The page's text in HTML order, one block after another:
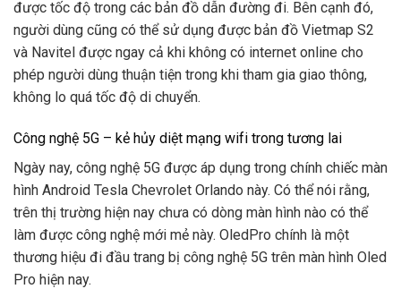
được tốc độ trong các bản đồ dẫn đường đi. Bên cạnh đó,
người dùng cũng có thể sử dụng được bản đồ Vietmap S2
và Navitel được ngay cả khi không có internet online cho
phép người dùng thuận tiện trong khi tham gia giao thông,
không lo quá tốc độ di chuyển.
Công nghệ 5G – kẻ hủy diệt mạng wifi trong tương lai
Ngày nay, công nghệ 5G được áp dụng trong chính chiếc màn
hình Android Tesla Chevrolet Orlando này. Có thể nói rằng,
trên thị trường hiện nay chưa có dòng màn hình nào có thể
làm được công nghệ mới mẻ này. OledPro chính là một
thương hiệu đi đầu trang bị công nghệ 5G trên màn hình Oled
Pro hiện nay.